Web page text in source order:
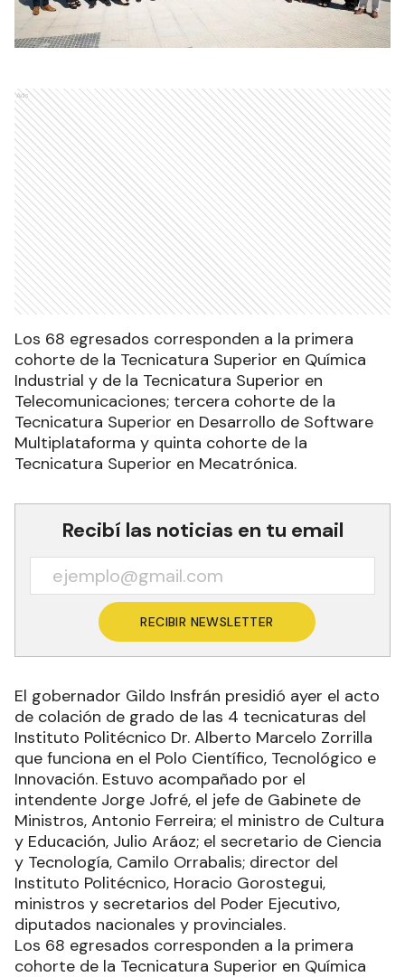
Ads
Los 68 egresados corresponden a la primera
cohorte de la Tecnicatura Superior en Química
Industrial y de la Tecnicatura Superior en
Telecomunicaciones; tercera cohorte de la
Tecnicatura Superior en Desarrollo de Software
Multiplataforma y quinta cohorte de la
Tecnicatura Superior en Mecatrónica.
Recibí las noticias en tu email
RECIBIR NEWSLETTER
El gobernador Gildo Insfrán presidió ayer el acto
de colación de grado de las 4 tecnicaturas del
Instituto Politécnico Dr. Alberto Marcelo Zorrilla
que funciona en el Polo Científico, Tecnológico e
Innovación. Estuvo acompañado por el
intendente Jorge Jofré, el jefe de Gabinete de
Ministros, Antonio Ferreira; el ministro de Cultura
y Educación, Julio Aráoz; el secretario de Ciencia
y Tecnología, Camilo Orrabalis; director del
Instituto Politécnico, Horacio Gorostegui,
ministros y secretarios del Poder Ejecutivo,
diputados nacionales y provinciales.
Los 68 egresados corresponden a la primera
cohorte de la Tecnicatura Superior en Química